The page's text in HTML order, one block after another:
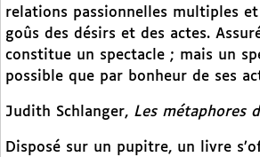
relations passionnelles multiples et
goûs des désirs et des actes.
constitue un spectacle ; mais un
possible que par bonheur de ses
Judith Schlanger, Les métaphores
Disposé sur un pupitre, un livre